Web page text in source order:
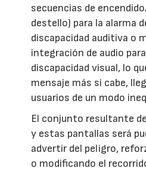
secuencias de
destello) para la alarma
discapacidad auditiva o
integración de audio
discapacidad visual, lo
mensaje más si cabe,
usuarios de un modo
El conjunto resultante
y estas pantallas será
advertir del peligro,
o modificando el